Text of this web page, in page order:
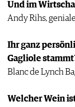
Und im
Andy Rihs,
Ihr ganz
Gagliole
Blanc de Lynch
Welcher Wein